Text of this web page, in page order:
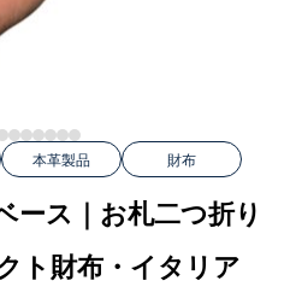
本革製品 財布
ース｜お札二つ折り
ト財布・イタリア